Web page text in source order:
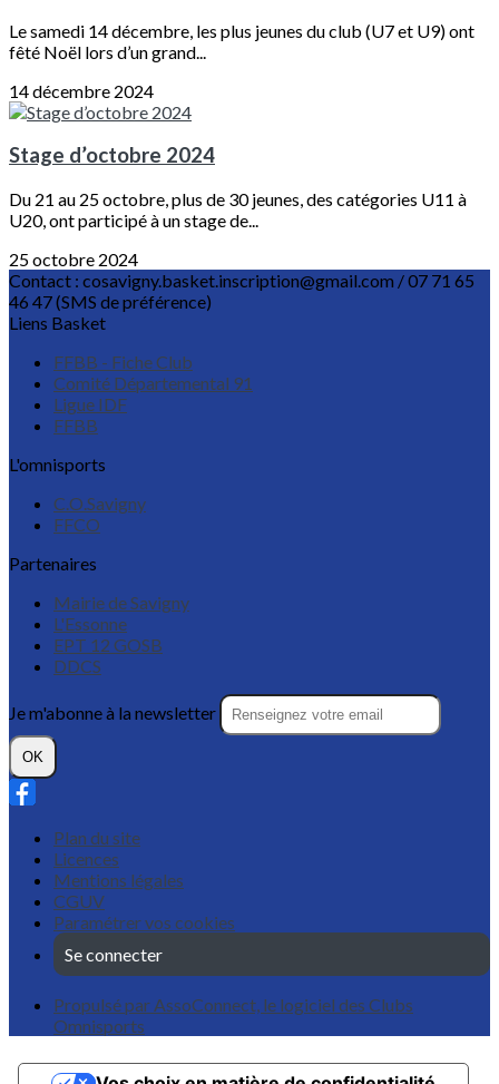
Le samedi 14 décembre, les plus jeunes du club (U7 et U9) ont
fêté Noël lors d’un grand...
14 décembre 2024
Stage d’octobre 2024
Du 21 au 25 octobre, plus de 30 jeunes, des catégories U11 à
U20, ont participé à un stage de...
25 octobre 2024
Contact : cosavigny.basket.inscription@gmail.com / 07 71 65
46 47 (SMS de préférence)
Liens Basket
FFBB - Fiche Club
Comité Départemental 91
Ligue IDF
FFBB
L'omnisports
C.O.Savigny
FFCO
Partenaires
Mairie de Savigny
L'Essonne
EPT 12 GOSB
DDCS
Je m'abonne à la newsletter
OK
Plan du site
Licences
Mentions légales
CGUV
Paramétrer vos cookies
Se connecter
Propulsé par AssoConnect, le logiciel des Clubs
Omnisports